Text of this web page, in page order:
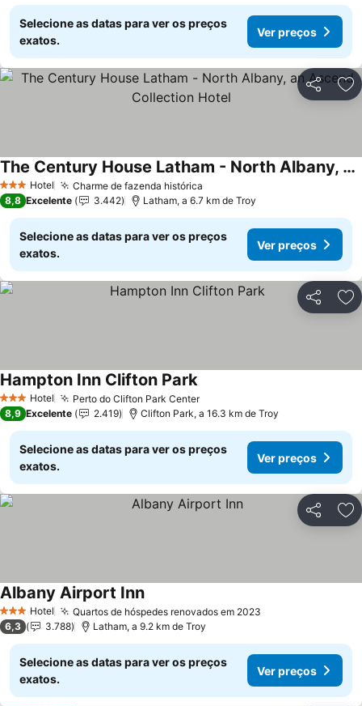
Selecione as datas para ver os preços
exatos.
Ver preços
Partilhar
3 EstrelasHotel Charme de fazenda histórica
The Century House Latham - North Albany, an Ascend Collection Hotel
8,8 Excelente 3.442 Latham, a 6.7 km de Troy
Selecione as datas para ver os preços
exatos.
Ver preços
Partilhar
3 EstrelasHotel Perto do Clifton Park Center
Hampton Inn Clifton Park
8,9 Excelente 2.419 Clifton Park, a 16.3 km de Troy
Selecione as datas para ver os preços
exatos.
Ver preços
Partilhar
3 EstrelasHotel Quartos de hóspedes renovados em 2023
Albany Airport Inn
6,3 3.788 Latham, a 9.2 km de Troy
Selecione as datas para ver os preços
exatos.
Ver preços